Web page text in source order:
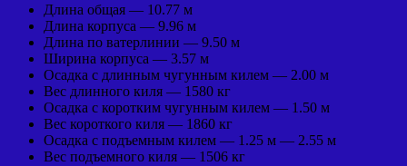
Длина общая — 10.77 м
Длина корпуса — 9.96 м
Длина по ватерлинии — 9.50 м
Ширина корпуса — 3.57 м
Осадка с длинным чугунным килем — 2.00 м
Вес длинного киля — 1580 кг
Осадка с коротким чугунным килем — 1.50 м
Вес короткого киля — 1860 кг
Осадка с подъемным килем — 1.25 м — 2.55 м
Вес подъемного киля — 1506 кг